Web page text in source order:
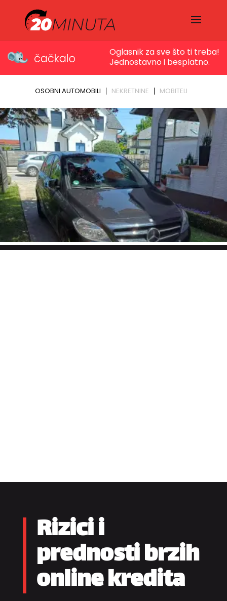
Rizici i
prednosti brzih
online kredita